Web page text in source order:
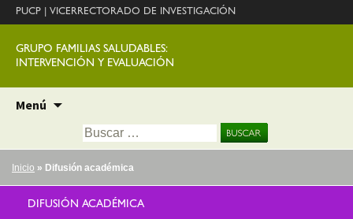
PUCP VICERRECTORADO DE INVESTIGACIÓN
GRUPO FAMILIAS SALUDABLES:
INTERVENCIÓN Y EVALUACIÓN
Menú
contenido
Buscar:
Inicio » Difusión académica
DIFUSIÓN ACADÉMICA